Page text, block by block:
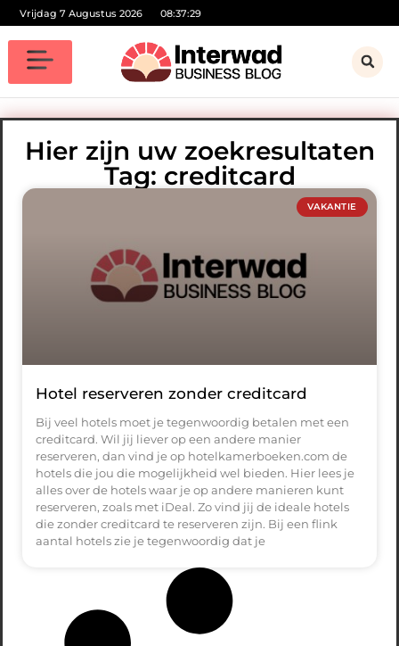
Vrijdag 7 Augustus 2026 08:37:29
Hier zijn uw zoekresultaten
Tag: creditcard
VAKANTIE
Hotel reserveren zonder creditcard
Bij veel hotels moet je tegenwoordig betalen met een
creditcard. Wil jij liever op een andere manier
reserveren, dan vind je op hotelkamerboeken.com de
hotels die jou die mogelijkheid wel bieden. Hier lees je
alles over de hotels waar je op andere manieren kunt
reserveren, zoals met iDeal. Zo vind jij de ideale hotels
die zonder creditcard te reserveren zijn. Bij een flink
aantal hotels zie je tegenwoordig dat je